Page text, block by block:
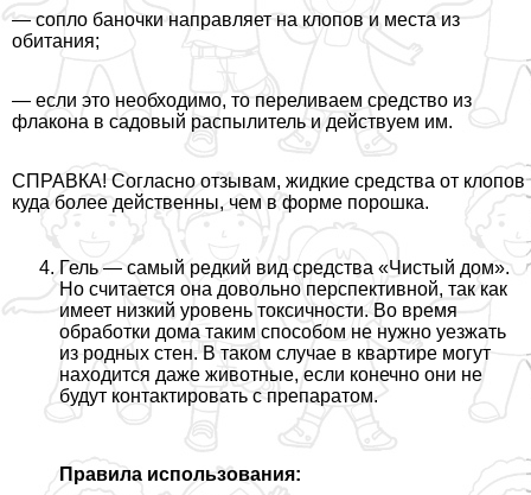
— сопло баночки направляет на клопов и места из
обитания;
— если это необходимо, то переливаем средство из
флакона в садовый распылитель и действуем им.
СПРАВКА! Согласно отзывам, жидкие средства от клопов
куда более действенны, чем в форме порошка.
Гель — самый редкий вид средства «Чистый дом».
Но считается она довольно перспективной, так как
имеет низкий уровень токсичности. Во время
обработки дома таким способом не нужно уезжать
из родных стен. В таком случае в квартире могут
находится даже животные, если конечно они не
будут контактировать с препаратом.
Правила использования: